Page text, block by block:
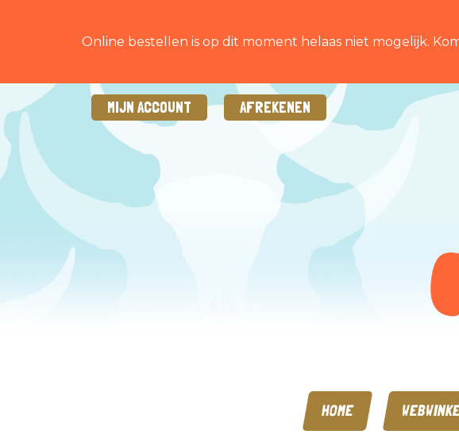
Online bestellen is op dit moment helaas niet mogelijk.
MIJN ACCOUNT AFREKENEN
HOME